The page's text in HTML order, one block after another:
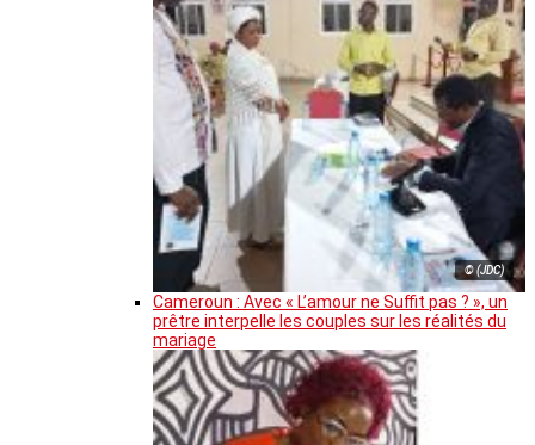
© (JDC)
Cameroun : Avec « L’amour ne Suffit pas ? », un
prêtre interpelle les couples sur les réalités du
mariage